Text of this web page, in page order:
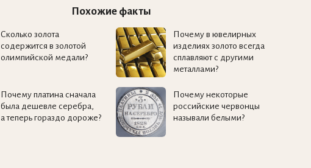
Похожие факты
Сколько золота
содержится в золотой
олимпийской медали?
Почему в ювелирных
изделиях золото всегда
сплавляют с другими
металлами?
Почему платина сначала
была дешевле серебра,
а теперь гораздо дороже?
Почему некоторые
российские червонцы
называли белыми?